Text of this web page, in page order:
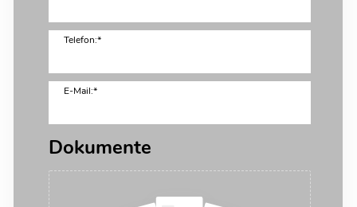
Telefon:*
E-Mail:*
Dokumente